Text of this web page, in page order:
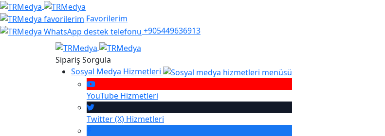
Favorilerim
+905449636913
Sipariş Sorgula
Sosyal Medya Hizmetleri
YouTube Hizmetleri
Twitter (X) Hizmetleri